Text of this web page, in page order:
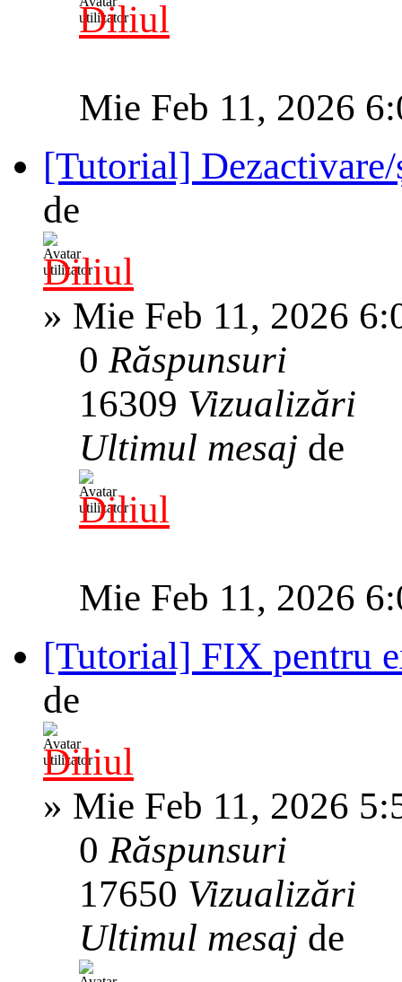
Diliul
Mie Feb 11, 2026
[Tutorial]
de
Diliul
» Mie Feb 11, 2026
0Răspunsuri
16309 Vizualizări
Ultimul mesaj de
Diliul
Mie Feb 11, 2026
[Tutorial] FIX pentru
de
Diliul
» Mie Feb 11, 2026
0Răspunsuri
17650 Vizualizări
Ultimul mesaj de